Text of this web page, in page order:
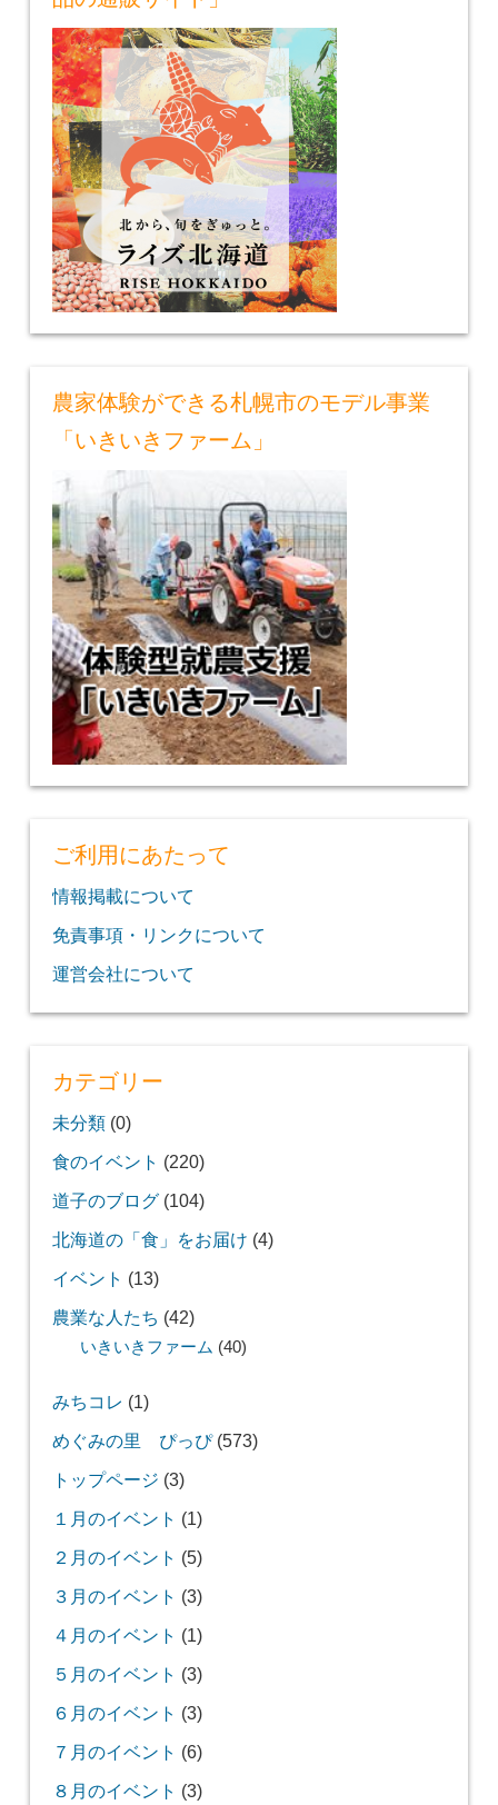
農家体験ができる札幌市のモデル事業
「いきいきファーム」
ご利用にあたって
情報掲載について
免責事項・リンクについて
運営会社について
カテゴリー
未分類(0)
食のイベント (220)
道子のブログ(104)
北海道の「食」をお届け (4)
イベント (13)
農業な人たち (42)
いきいきファーム (40)
みちコレ (1)
めぐみの里 ぴっぴ(573)
トップページ (3)
１月のイベント (1)
２月のイベント (5)
３月のイベント (3)
４月のイベント (1)
５月のイベント (3)
６月のイベント (3)
７月のイベント (6)
８月のイベント (3)